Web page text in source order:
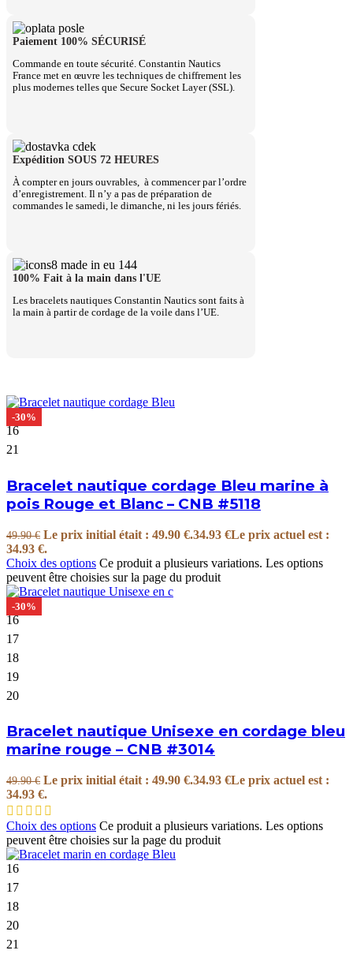
Paiement 100% SÉCURISÉ
Commande en toute sécurité. Constantin Nautics
France met en œuvre les techniques de chiffrement les
plus modernes telles que Secure Socket Layer (SSL).
Expédition SOUS 72 HEURES
À compter en jours ouvrables, à commencer par l’ordre
d’enregistrement. Il n’y a pas de préparation de
commandes le samedi, le dimanche, ni les jours fériés.
100% Fait à la main dans l'UE
Les bracelets nautiques Constantin Nautics sont faits à
la main à partir de cordage de la voile dans l’UE.
-30%
16
21
Bracelet nautique cordage Bleu marine à
pois Rouge et Blanc – CNB #5118
49.90€ Le prix initial était : 49.90 €.34.93 €Le prix actuel est :
34.93 €.
Choix des options Ce produit a plusieurs variations. Les options
peuvent être choisies sur la page du produit
-30%
16
17
18
19
20
Bracelet nautique Unisexe en cordage bleu
marine rouge – CNB #3014
49.90€ Le prix initial était : 49.90 €.34.93 €Le prix actuel est :
34.93 €.
Choix des options Ce produit a plusieurs variations. Les options
peuvent être choisies sur la page du produit
16
17
18
20
21